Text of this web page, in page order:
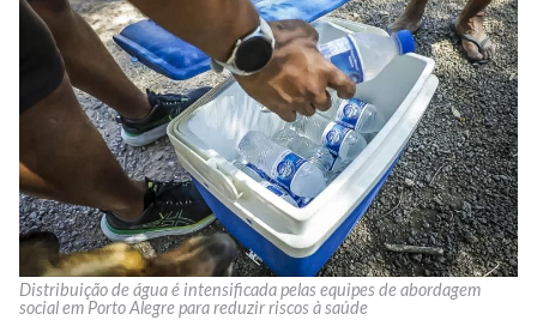
Distribuição de água é intensificada pelas equipes de abordagem
social em Porto Alegre para reduzir riscos à saúde